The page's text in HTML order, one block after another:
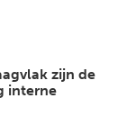
zijn de
interne